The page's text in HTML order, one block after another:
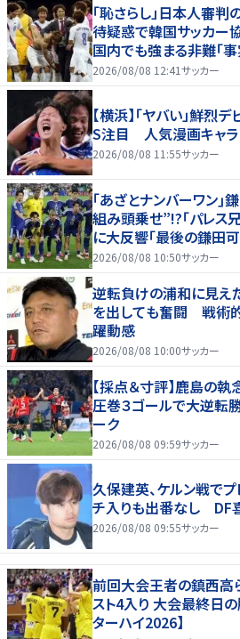
「恥さらし」日本人審
待疑惑で韓国サッカ
国内でも強まる非難「
とになる」
2026/08/08 12:41サッカー
【横浜】「ヤバい」鮮烈
S注目 人気漫画キャラ
2026/08/08 11:55サッカー
｢あざとナンバーワン｣
組み頭乗せ”!?｢パレス
に大反響｢最後の鎌田
る！」
2026/08/08 10:50サッカー
逆転負けの浦和に見え
を出しても奮闘 戦術
躍動感
2026/08/08 10:00サッカー
【採点＆寸評】鹿島の
圧巻３ゴールで大逆転
ーク
2026/08/08 09:59サッカー
久保建英、ケルン戦で
チ入りも出番なし DF
2026/08/08 09:55サッカー
前回大会王者の鎮西高
スト4入り 大会最終日
ターハイ2026】